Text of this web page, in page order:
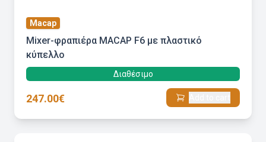
Macap
Mixer-φραπιέρα MACAP F6 με πλαστικό
κύπελλο
Διαθέσιμο
247.00€